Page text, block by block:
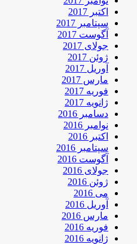
اکتبر 2017
سپتامبر 2017
آگوست 2017
جولای 2017
ژوئن 2017
آوریل 2017
مارس 2017
فوریه 2017
ژانویه 2017
دسامبر 2016
نوامبر 2016
اکتبر 2016
سپتامبر 2016
آگوست 2016
جولای 2016
ژوئن 2016
می 2016
آوریل 2016
مارس 2016
فوریه 2016
ژانویه 2016